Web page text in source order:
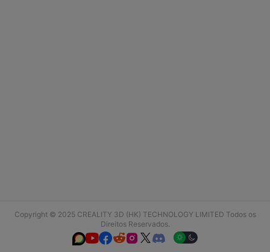
Copyright © 2025 CREALITY 3D (HK) TECHNOLOGY LIMITED Todos os
Direitos Reservados.
  